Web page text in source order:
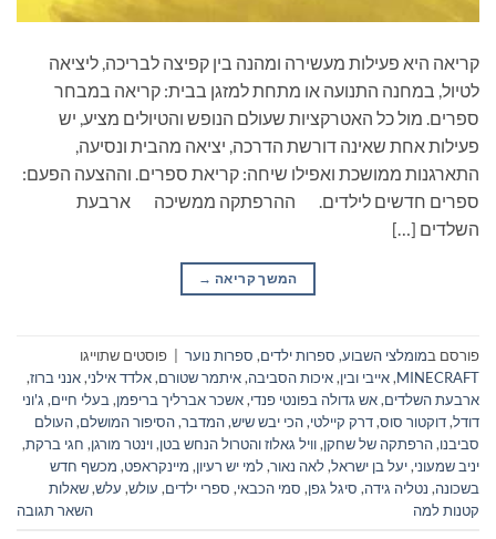
קריאה היא פעילות מעשירה ומהנה בין קפיצה לבריכה, ליציאה
לטיול, במחנה התנועה או מתחת למזגן בבית: קריאה במבחר
ספרים. מול כל האטרקציות שעולם הנופש והטיולים מציע, יש
פעילות אחת שאינה דורשת הדרכה, יציאה מהבית ונסיעה,
התארגנות ממושכת ואפילו שיחה: קריאת ספרים. וההצעה הפעם:
ספרים חדשים לילדים. ההרפתקה ממשיכה ארבעת
השלדים […]
המשך קריאה →
פורסם במומלצי השבוע, ספרות ילדים, ספרות נוער | פוסטים שתוייגו
MINECRAFT
,אייבי ובין,איכות הסביבה,איתמר שטורם,אלדד אילני,אנני ברוז,
ארבעת השלדים,אש גדולה בפונטי פנדי,אשכר אברליך בריפמן, בעלי חיים, ג'וני
דודל,דוקטור סוס,דרק קיילטי,הכי יבש שיש,המדבר,הסיפור המושלם,העולם
סביבנו,הרפתקה של שחקן,וויל גאלוז והטרול הנחש בטן,וינטר מורגן, חגי ברקת,
יניב שמעוני,יעל בן ישראל,לאה נאור,למי יש רעיון, מיינקראפט, מכשף חדש
בשכונה, נטליה גידה, סיגל גפן, סמי הכבאי, ספרי ילדים, עולש, עלש,שאלות
קטנות למה
השאר תגובה